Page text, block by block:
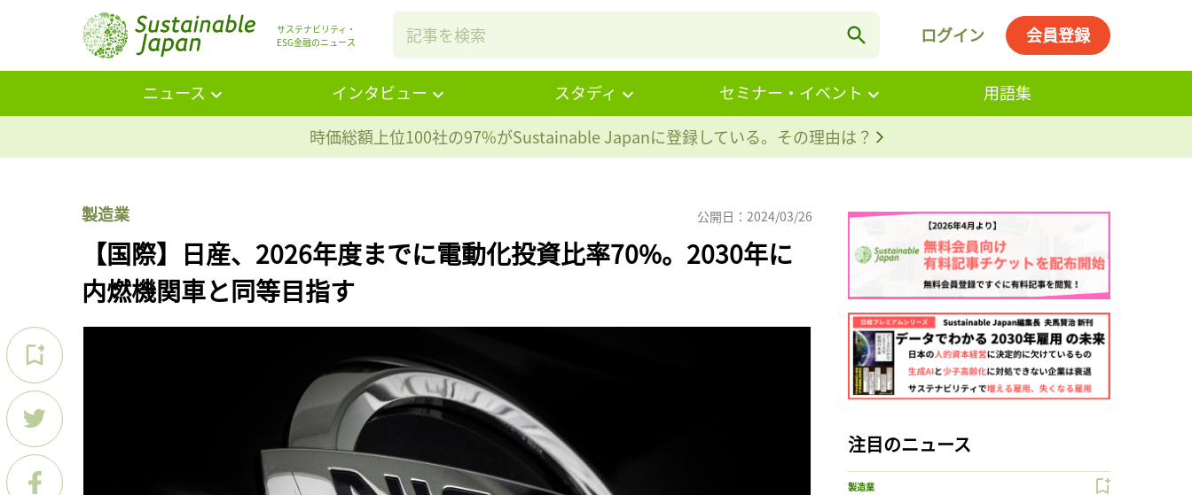
サステナビリティ・
ESG金融のニュース
ログイン 会員登録
ニュース インタビュー スタディ セミナー・イベント
用語集
時価総額上位100社の97%がSustainable Japanに登録している。その理由は？
製造業 公開日：2024/03/26
【国際】日産、2026年度までに電動化投資比率70%。2030年に
内燃機関車と同等目指す
注目のニュース
製造業